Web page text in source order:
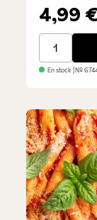
4,99
Fusilli -
En stock | №